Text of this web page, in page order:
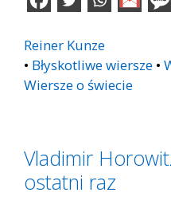
Reiner Kunze
• Błyskotliwe wiersze •
Wiersze o świecie
Vladimir
ostatni raz